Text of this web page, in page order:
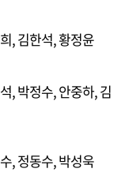
, 김한석, 황정윤
, 박정수, 안중하, 김
, 정동수, 박성욱